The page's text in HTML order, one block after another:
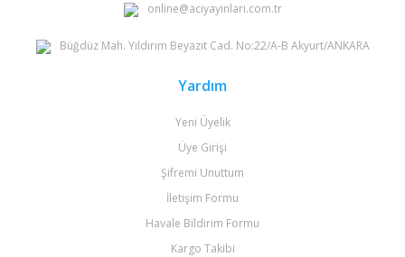
online@aciyayinlari.com.tr
Büğdüz Mah. Yıldırım Beyazıt Cad. No:22/A-B Akyurt/ANKARA
Yardım
Yeni Üyelik
Üye Girişi
Şifremi Unuttum
İletişim Formu
Havale Bildirim Formu
Kargo Takibi